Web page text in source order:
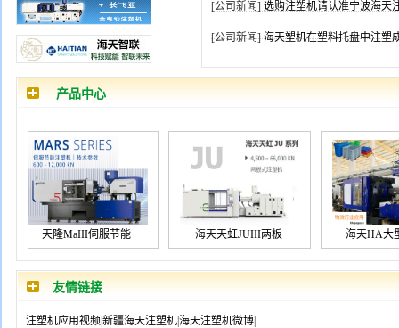
[公司新闻] 选购注塑机请认准宁波海天
[公司新闻]海天塑机在塑料托盘中注塑
产品中心
天隆MaIII伺服节能 海天天虹JUIII两板 海天HA大型
友情链接
注塑机应用视频 新疆海天注塑机海天注塑机微博